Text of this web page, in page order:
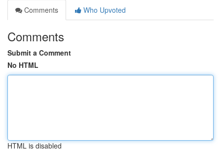
Comments
Who Upvoted
Comments
Submit a Comment
No HTML
HTML is disabled